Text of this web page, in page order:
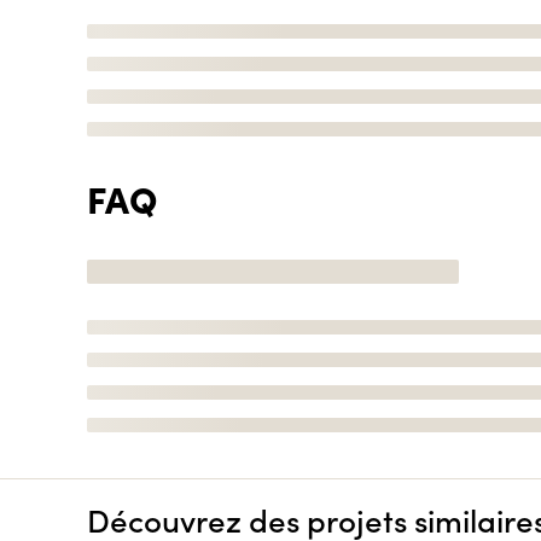
FAQ
Découvrez des projets